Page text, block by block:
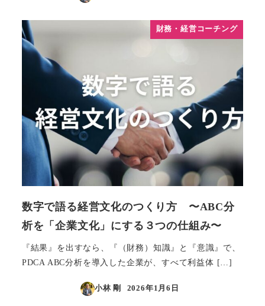
財務・経営コーチング
数字で語る経営文化のつくり方 〜ABC分
析を「企業文化」にする３つの仕組み〜
『結果』を出すなら、『（財務）知識』と『意識』で、
PDCA ABC分析を導入した企業が、すべて利益体 […]
小林 剛
投稿日
2026年1月6日